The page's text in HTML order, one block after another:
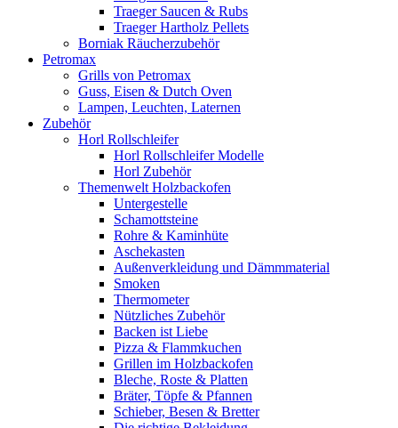
Traeger Saucen & Rubs
Traeger Hartholz Pellets
Borniak Räucherzubehör
Petromax
Grills von Petromax
Guss, Eisen & Dutch Oven
Lampen, Leuchten, Laternen
Zubehör
Horl Rollschleifer
Horl Rollschleifer Modelle
Horl Zubehör
Themenwelt Holzbackofen
Untergestelle
Schamottsteine
Rohre & Kaminhüte
Aschekasten
Außenverkleidung und Dämmmaterial
Smoken
Thermometer
Nützliches Zubehör
Backen ist Liebe
Pizza & Flammkuchen
Grillen im Holzbackofen
Bleche, Roste & Platten
Bräter, Töpfe & Pfannen
Schieber, Besen & Bretter